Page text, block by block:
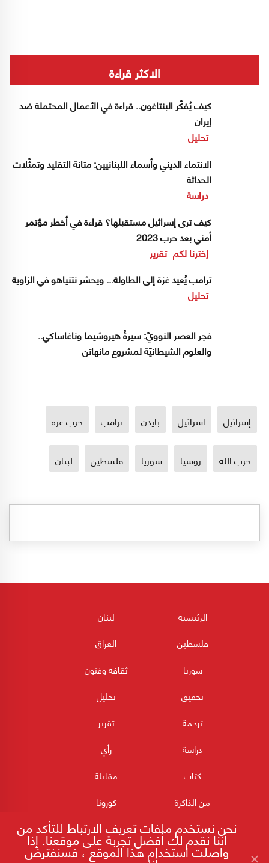
الاكثر قراءة
كيف يُفكّر البنتاغون.. قراءة في الأعمال المحتملة ضد
إيران
تحليل
الانتماء الديني وأسماء اللبنانيين: متانة التقليد وتمثّلات
الحداثة
دراسة
كيف ترى إسرائيل مستقبلها؟ قراءة في أخطر مؤتمر
أمني بعد حرب 2023
إخترنا لكم تقرير
ترامب يُعيد غزة إلى الطاولة... ويحشر نتنياهو في الزاوية
تحليل
فجر العصر النوويّ: سيرةُ هيروشيما وناغاساكي..
والعلوم الشيطانيّة لمشروع مانهاتن
إسرائيل اسرائيل بايدن ترامب حرب غزة
حزب الله روسيا سوريا فلسطين لبنان
الرئيسية
لبنان
فلسطين
العراق
سوريا
ثقافه وفنون
تحقيق
تحليل
ترجمة
تقرير
دراسة
رأي
كتاب
مقابلة
من الذاكرة
كورونا
نحن نستخدم ملفات تعريف الارتباط للتأكد من
أننا نقدم لك أفضل تجربة على موقعنا. إذا
واصلت استخدام هذا الموقع ، فسنفترض